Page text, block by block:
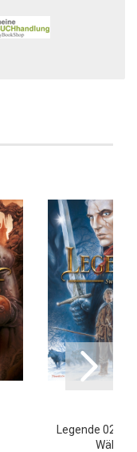
Legende 02:
Wälder